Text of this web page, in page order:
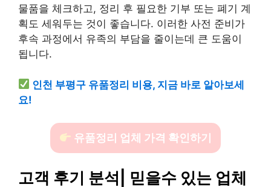
물품을 체크하고, 정리 후 필요한 기부 또는 폐기 계
획도 세워두는 것이 좋습니다. 이러한 사전 준비가
후속 과정에서 유족의 부담을 줄이는데 큰 도움이
됩니다.
인천 부평구 유품정리 비용, 지금 바로 알아보세
요!
유품정리 업체 가격 확인하기
고객 후기 분석| 믿을수 있는 업체